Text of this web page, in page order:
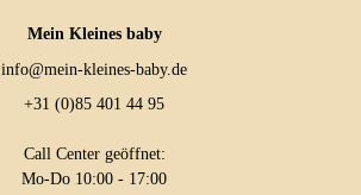
Mein Kleines baby
info@mein-kleines-baby.de
+31 (0)85 401 44 95
Call Center geöffnet:
Mo-Do 10:00 - 17:00